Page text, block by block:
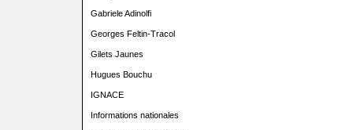
Gabriele Adinolfi
Georges Feltin-Tracol
Gilets Jaunes
Hugues Bouchu
IGNACE
Informations nationales